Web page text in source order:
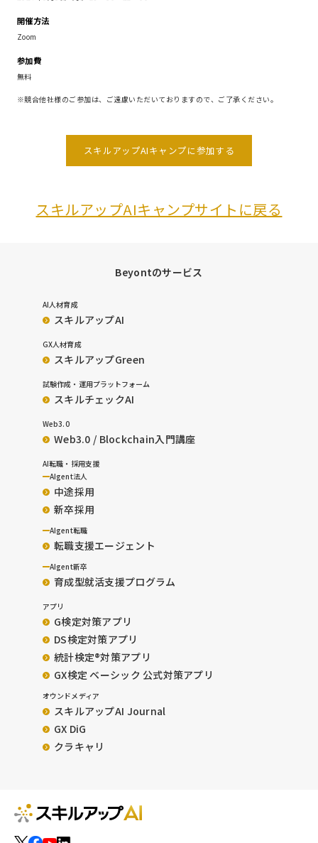
開催方法
Zoom
参加費
無料
※競合他社様のご参加は、ご遠慮いただいておりますので、ご了承ください。
スキルアップAIキャンプに参加する
スキルアップAIキャンプサイトに戻る
Beyontのサービス
AI人材育成
スキルアップAI
GX人材育成
スキルアップGreen
試験作成・運用プラットフォーム
スキルチェックAI
Web3.0
Web3.0 / Blockchain入門講座
AI転職・採用支援
AIgent法人
中途採用
新卒採用
AIgent転職
転職支援エージェント
AIgent新卒
育成型就活支援プログラム
アプリ
G検定対策アプリ
DS検定対策アプリ
統計検定®︎対策アプリ
GX検定 ベーシック 公式対策アプリ
オウンドメディア
スキルアップAI Journal
GX DiG
クラキャリ